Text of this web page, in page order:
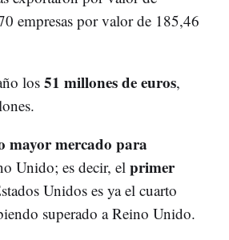
empresas por valor de 185,46
los51 millones de euros,
mayor mercado para
Unido; es decir, el primer
Unidos es ya el cuarto
superado a Reino Unido.